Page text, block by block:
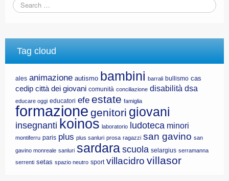
Tag cloud
ales animazione autismo bambini barrali bullismo cas
cedip città dei giovani comunità conciliazione disabilità dsa
educare oggi educatori efe estate famiglia
formazione genitori giovani
insegnanti koinos laboratorio ludoteca minori
montiferru paris plus plus sanluri prosa ragazzi san gavino san
gavino monreale sanluri sardara scuola selargius serramanna
serrenti setas spazio neutro sport villacidro villasor